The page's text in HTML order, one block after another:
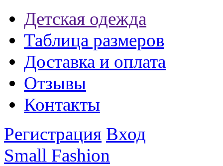
Детская одежда
Таблица размеров
Доставка и оплата
Отзывы
Контакты
Регистрация Вход
Small Fashion